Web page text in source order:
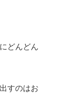
どんどん
すのはお